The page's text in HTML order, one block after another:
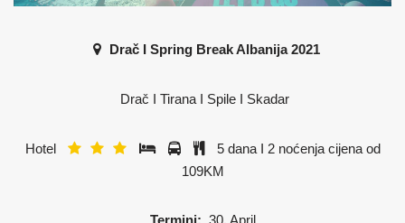
Drač I Spring Break Albanija 2021
Drač I Tirana I Spile I Skadar
Hotel
5 dana I 2 noćenja cijena od
109KM
Termini: 30. April